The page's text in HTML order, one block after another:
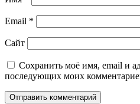
Email *
Сайт
Сохранить моё имя, email и
последующих моих